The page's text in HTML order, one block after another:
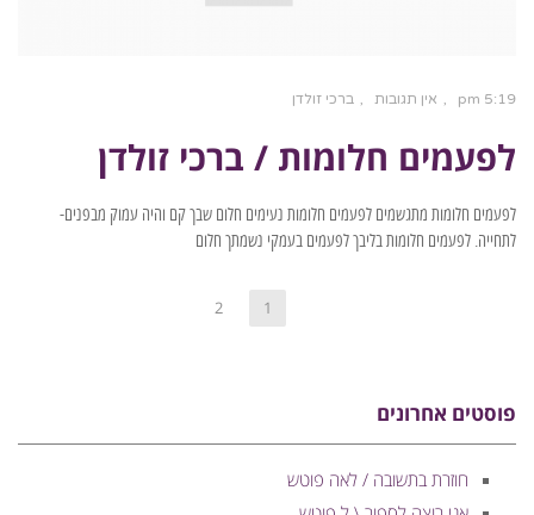
5:19 pm אין תגובות ברכי זולדן
לפעמים חלומות / ברכי זולדן
לפעמים חלומות מתגשמים לפעמים חלומות נעימים חלום שבך קם והיה עמוק מבפנים-
לתחייה. לפעמים חלומות בליבך לפעמים בעמקי נשמתך חלום
1
2
פוסטים אחרונים
חוזרת בתשובה / לאה פוטש